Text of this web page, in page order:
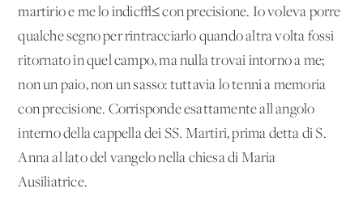
martirio e me lo indic√≤ con precisione. Io voleva porre
qualche segno per rintracciarlo quando altra volta fossi
ritornato in quel campo, ma nulla trovai intorno a me;
non un paio, non un sasso: tuttavia lo tenni a memoria
con precisione. Corrisponde esattamente all'angolo
interno della cappella dei SS. Martiri, prima detta di S.
Anna al lato del vangelo nella chiesa di Maria
Ausiliatrice.